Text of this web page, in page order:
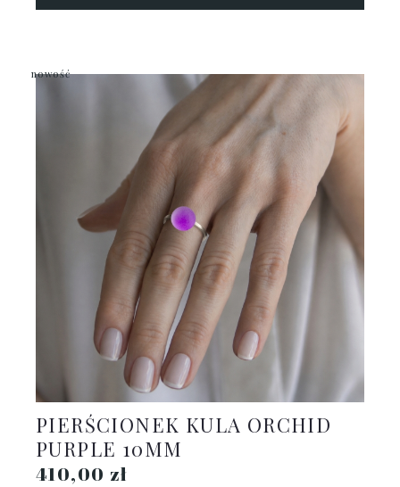
PIERŚCIONEK KULA ORCHID
PURPLE 10MM
410,00 zł
nowość